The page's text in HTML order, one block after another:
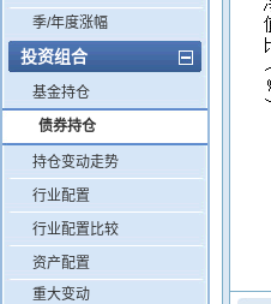
季/年度涨幅
投资组合
基金持仓
债券持仓
持仓变动走势
行业配置
行业配置比较
资产配置
重大变动